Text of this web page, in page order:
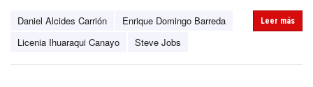
Daniel Alcides Carrión
Enrique Domingo Barreda
Licenia Ihuaraqui Canayo
Steve Jobs
Leer más